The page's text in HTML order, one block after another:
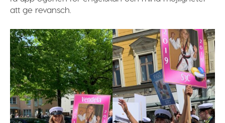
att ge revansch.